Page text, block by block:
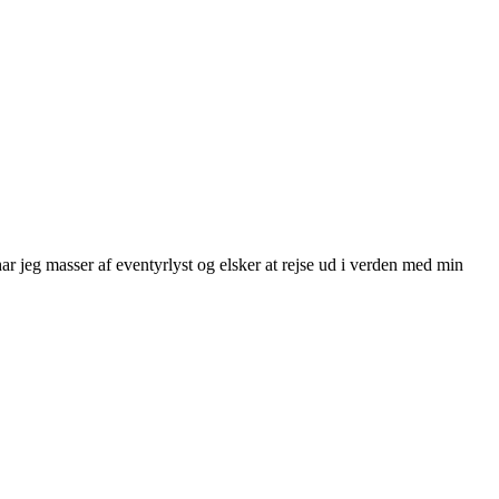
masser af eventyrlyst og elsker at rejse ud i verden med min